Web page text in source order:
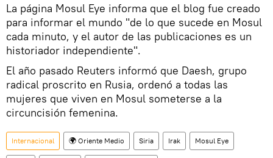
La página Mosul Eye informa que el blog fue creado
para informar el mundo "de lo que sucede en Mosul
cada minuto, y el autor de las publicaciones es un
historiador independiente".
El año pasado Reuters informó que Daesh, grupo
radical proscrito en Rusia, ordenó a todas las
mujeres que viven en Mosul someterse a la
circuncisión femenina.
Internacional 🌍 Oriente Medio Siria Irak Mosul Eye